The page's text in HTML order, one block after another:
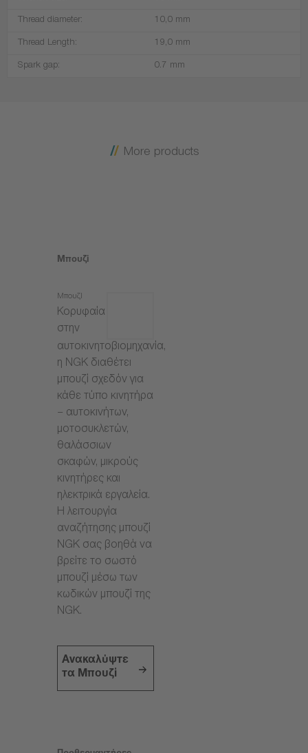
Thread diameter: 10,0 mm
Thread Length: 19,0 mm
Spark gap: 0.7 mm
More products
Μπουζί
Μπουζί
Κορυφαία
στην
αυτοκινητοβιομηχανία,
η NGK διαθέτει
μπουζί σχεδόν για
κάθε τύπο κινητήρα
– αυτοκινήτων,
μοτοσυκλετών,
θαλάσσιων
σκαφών, μικρούς
κινητήρες και
ηλεκτρικά εργαλεία.
Η λειτουργία
αναζήτησης μπουζί
NGK σας βοηθά να
βρείτε το σωστό
μπουζί μέσω των
κωδικών μπουζί της
NGK.
Ανακαλύψτε
τα Μπουζί